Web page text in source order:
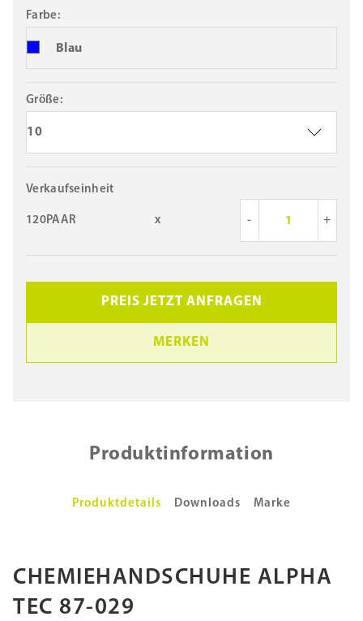
Blau
Farbe:
10
Größe:
Verkaufseinheit
120PAAR x - +
PREIS JETZT ANFRAGEN
MERKEN
Produktinformation
Produktdetails Downloads Marke
CHEMIEHANDSCHUHE ALPHA
TEC 87-029